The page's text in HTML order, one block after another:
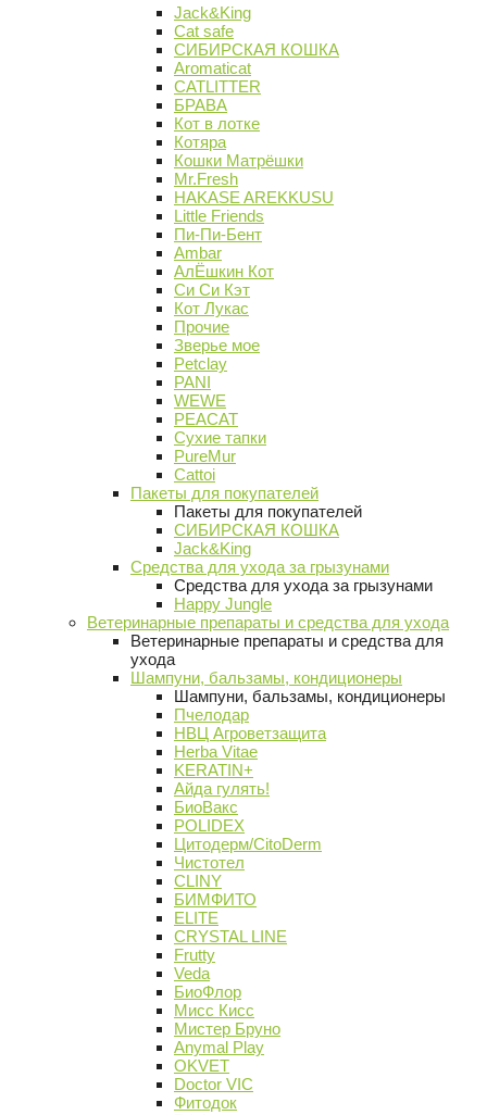
Jack&King
Cat safe
СИБИРСКАЯ КОШКА
Aromaticat
CATLITTER
БРАВА
Кот в лотке
Котяра
Кошки Матрёшки
Mr.Fresh
HAKASE AREKKUSU
Little Friends
Пи-Пи-Бент
Ambar
АлЁшкин Кот
Си Си Кэт
Кот Лукас
Прочие
Зверье мое
Petclay
PANI
WEWE
PEACAT
Сухие тапки
PureMur
Cattoi
Пакеты для покупателей
Пакеты для покупателей
СИБИРСКАЯ КОШКА
Jack&King
Средства для ухода за грызунами
Средства для ухода за грызунами
Happy Jungle
Ветеринарные препараты и средства для ухода
Ветеринарные препараты и средства для
ухода
Шампуни, бальзамы, кондиционеры
Шампуни, бальзамы, кондиционеры
Пчелодар
НВЦ Агроветзащита
Herba Vitae
KERATIN+
Айда гулять!
БиоВакс
POLIDEX
Цитодерм/CitoDerm
Чистотел
CLINY
БИМФИТО
ELITE
CRYSTAL LINE
Frutty
Veda
БиоФлор
Мисс Кисс
Мистер Бруно
Anymal Play
OKVET
Doctor VIC
Фитодок